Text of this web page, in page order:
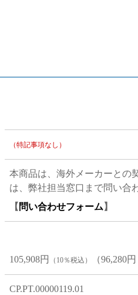
（特記事項なし）
本商品は、海外メーカーとの
は、弊社担当窓口まで問い合
【 問い合わせフォーム 】
105,908円 （10％税込） （96,280円
CP.PT.00000119.01